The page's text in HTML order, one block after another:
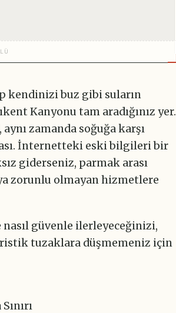
kendinizi buz gibi suların
Kanyonu tam aradığınız yer.
zamanda soğuğa karşı
İnternetteki eski bilgileri bir
giderseniz, parmak arası
zorunlu olmayan hizmetlere
güvenle ilerleyeceğinizi,
tuzaklara düşmemeniz için